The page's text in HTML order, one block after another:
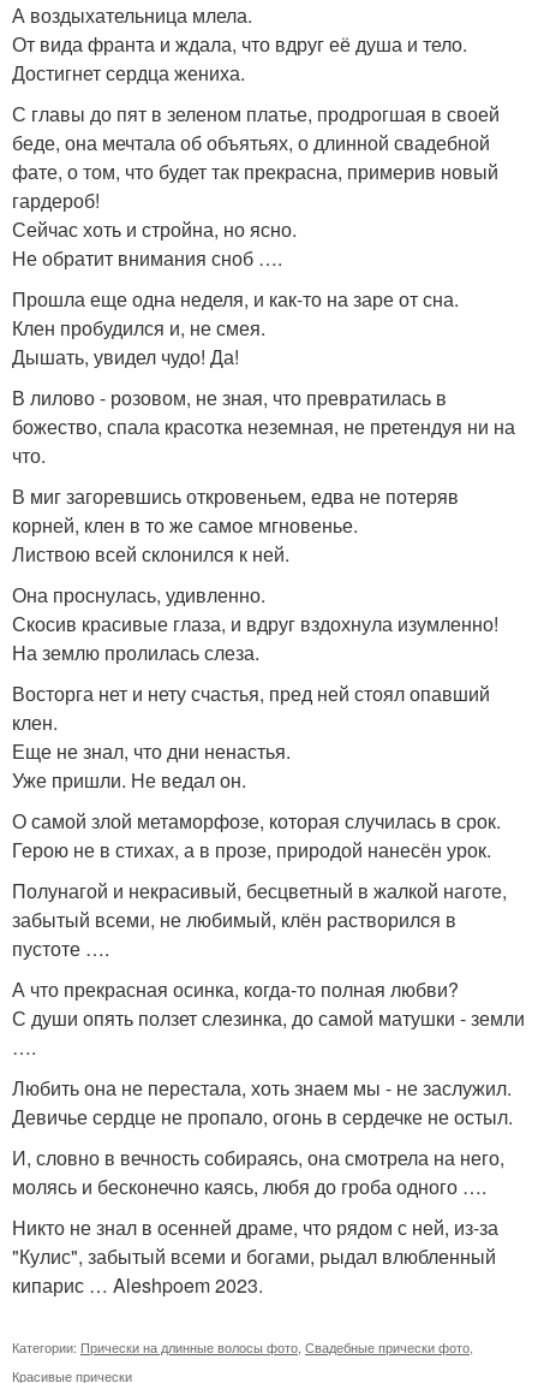
А воздыхательница млела.
От вида франта и ждала, что вдруг её душа и тело.
Достигнет сердца жениха.
С главы до пят в зеленом платье, продрогшая в своей
беде, она мечтала об объятьях, о длинной свадебной
фате, о том, что будет так прекрасна, примерив новый
гардероб!
Сейчас хоть и стройна, но ясно.
Не обратит внимания сноб ….
Прошла еще одна неделя, и как-то на заре от сна.
Клен пробудился и, не смея.
Дышать, увидел чудо! Да!
В лилово - розовом, не зная, что превратилась в
божество, спала красотка неземная, не претендуя ни на
что.
В миг загоревшись откровеньем, едва не потеряв
корней, клен в то же самое мгновенье.
Листвою всей склонился к ней.
Она проснулась, удивленно.
Скосив красивые глаза, и вдруг вздохнула изумленно!
На землю пролилась слеза.
Восторга нет и нету счастья, пред ней стоял опавший
клен.
Еще не знал, что дни ненастья.
Уже пришли. Не ведал он.
О самой злой метаморфозе, которая случилась в срок.
Герою не в стихах, а в прозе, природой нанесён урок.
Полунагой и некрасивый, бесцветный в жалкой наготе,
забытый всеми, не любимый, клён растворился в
пустоте ….
А что прекрасная осинка, когда-то полная любви?
С души опять ползет слезинка, до самой матушки - земли
….
Любить она не перестала, хоть знаем мы - не заслужил.
Девичье сердце не пропало, огонь в сердечке не остыл.
И, словно в вечность собираясь, она смотрела на него,
молясь и бесконечно каясь, любя до гроба одного ….
Никто не знал в осенней драме, что рядом с ней, из-за
"Кулис", забытый всеми и богами, рыдал влюбленный
кипарис … Aleshpoem 2023.
Категории: Прически на длинные волосы фото Свадебные прически фото
Красивые прически